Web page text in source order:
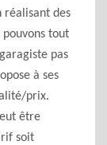
réalisant des
tout
pas
à ses
prix.
être
soit